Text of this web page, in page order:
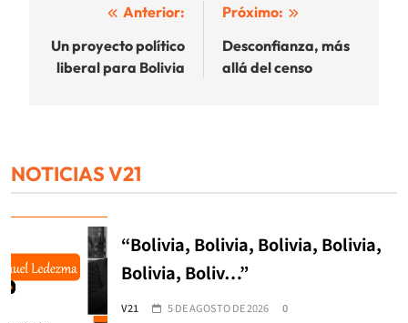
Navegación
de
entradas
Anterior:
Un proyecto político
liberal para Bolivia
Próximo:
Desconfianza, más
allá del censo
NOTICIAS V21
“Bolivia, Bolivia, Bolivia, Bolivia,
Bolivia, Boliv…”
V21 5 DE AGOSTO DE 2026 0